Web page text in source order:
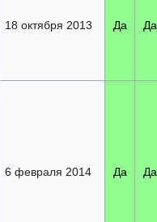
18 октября 2013 Да Да
6 февраля 2014 Да Да